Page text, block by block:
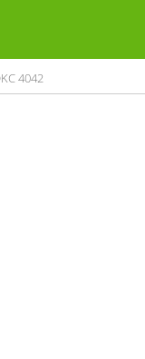
4042